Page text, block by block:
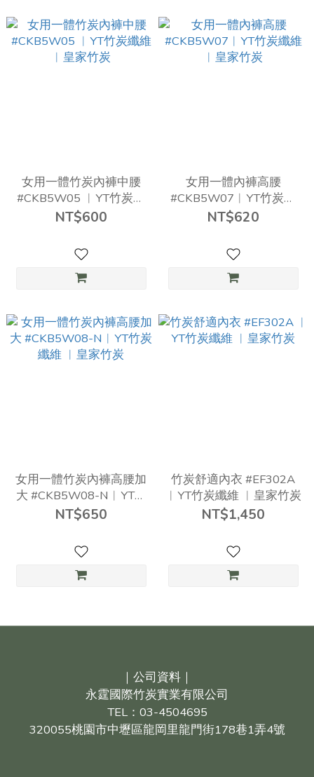
女用一體竹炭內褲中腰
#CKB5W05 ︱YT竹炭纖
維 ︱皇家竹炭
NT$600
女用一體內褲高腰
#CKB5W07︱YT竹炭纖
維 ︱皇家竹炭
NT$620
女用一體竹炭內褲高腰加
大 #CKB5W08-N︱YT竹
炭纖維 ︱皇家竹炭
NT$650
竹炭舒適內衣 #EF302A
︱YT竹炭纖維 ︱皇家竹炭
NT$1,450
｜公司資料｜
永霆國際竹炭實業有限公司
TEL：03-4504695
320055桃園市中壢區龍岡里龍門街178巷1弄4號